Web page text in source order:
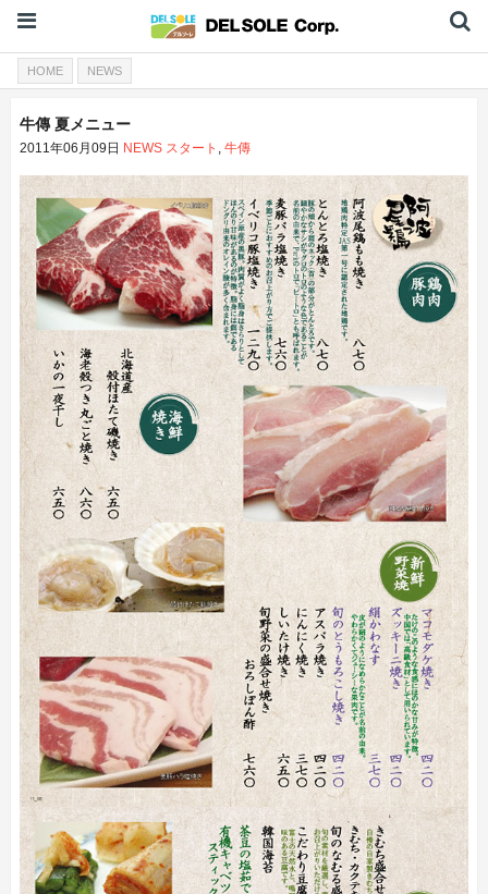
HOME NEWS
牛傳 夏メニュー
2011年06月09日 NEWS スタート , 牛傳